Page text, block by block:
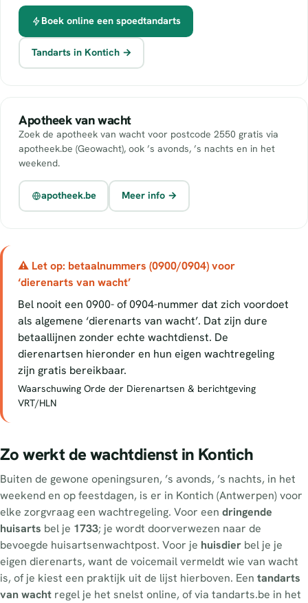
Boek online een spoedtandarts
Tandarts in Kontich →
Apotheek van wacht
Zoek de apotheek van wacht voor postcode 2550 gratis via
apotheek.be (Geowacht), ook ’s avonds, ’s nachts en in het
weekend.
apotheek.be Meer info →
⚠ Let op: betaalnummers (0900/0904) voor
‘dierenarts van wacht’
Bel nooit een 0900- of 0904-nummer dat zich voordoet
als algemene ‘dierenarts van wacht’. Dat zijn dure
betaallijnen zonder echte wachtdienst. De
dierenartsen hieronder en hun eigen wachtregeling
zijn gratis bereikbaar.
Waarschuwing Orde der Dierenartsen & berichtgeving
VRT/HLN
Zo werkt de wachtdienst in Kontich
Buiten de gewone openingsuren, ’s avonds, ’s nachts, in het
weekend en op feestdagen, is er in Kontich (Antwerpen) voor
elke zorgvraag een wachtregeling. Voor een dringende
huisarts bel je 1733; je wordt doorverwezen naar de
bevoegde huisartsenwachtpost. Voor je huisdier bel je je
eigen dierenarts, want de voicemail vermeldt wie van wacht
is, of je kiest een praktijk uit de lijst hierboven. Een tandarts
van wacht regel je het snelst online, of via tandarts.be in het